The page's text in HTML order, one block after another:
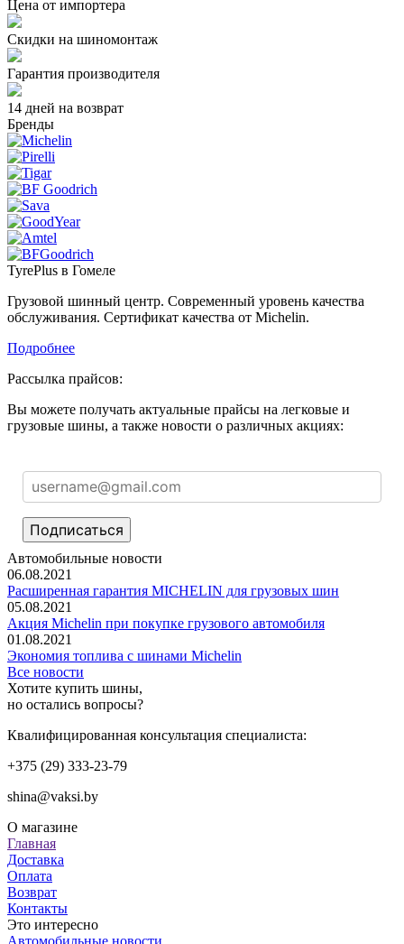
Цена от импортера
Скидки на шиномонтаж
Гарантия производителя
14 дней на возврат
Бренды
TyrePlus в Гомеле
Грузовой шинный центр. Современный уровень качества
обслуживания. Сертификат качества от Michelin.
Подробнее
Рассылка прайсов:
Вы можете получать актуальные прайсы на легковые и
грузовые шины, а также новости о различных акциях:
Подписаться
Автомобильные новости
06.08.2021
Расширенная гарантия MICHELIN для грузовых шин
05.08.2021
Акция Michelin при покупке грузового автомобиля
01.08.2021
Экономия топлива с шинами Michelin
Все новости
Хотите купить шины,
но остались вопросы?
Квалифицированная консультация специалиста:
+375 (29) 333-23-79
shina@vaksi.by
О магазине
Главная
Доставка
Оплата
Возврат
Контакты
Это интересно
Автомобильные новости